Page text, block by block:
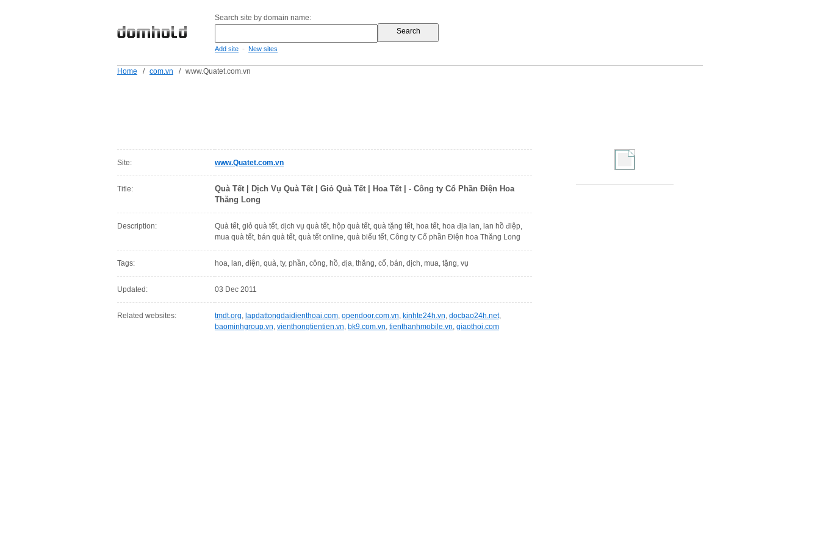
Search site by domain name:
Add site - New sites
Home / com.vn / www.Quatet.com.vn
Site: www.Quatet.com.vn
Title:
Quà Tết | Dịch Vụ Quà Tết | Giỏ Quà Tết | Hoa Tết | - Công ty Cổ Phần Điện Hoa
Thăng Long
Description:
Quà tết, giỏ quà tết, dịch vụ quà tết, hộp quà tết, quà tặng tết, hoa tết, hoa địa lan, lan hồ điệp,
mua quà tết, bán quà tết, quà tết online, quà biếu tết, Công ty Cổ phần Điện hoa Thăng Long
Tags: hoa, lan, điện, quà, ty, phần, công, hồ, địa, thăng, cổ, bán, dịch, mua, tặng, vụ
Updated: 03 Dec 2011
Related websites: tmdt.org, lapdattongdaidienthoai.com, opendoor.com.vn, kinhte24h.vn, docbao24h.net,
baominhgroup.vn, vienthongtientien.vn, bk9.com.vn, tienthanhmobile.vn, giaothoi.com